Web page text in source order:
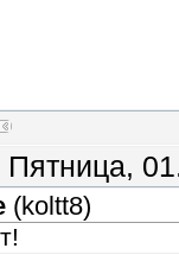
Пятница,
(koltt8)